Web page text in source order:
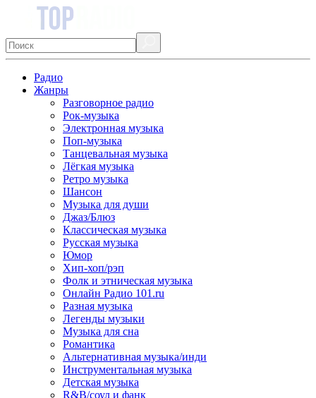
Радио
Жанры
Разговорное радио
Рок-музыка
Электронная музыка
Поп-музыка
Танцевальная музыка
Лёгкая музыка
Ретро музыка
Шансон
Музыка для души
Джаз/Блюз
Классическая музыка
Русская музыка
Юмор
Хип-хоп/рэп
Фолк и этническая музыка
Онлайн Радио 101.ru
Разная музыка
Легенды музыки
Музыка для сна
Романтика
Альтернативная музыка/инди
Инструментальная музыка
Детская музыка
R&B/cоул и фанк